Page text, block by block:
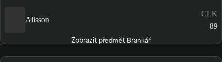
Alisson
CLK
89
Zobrazit předmět Brankář